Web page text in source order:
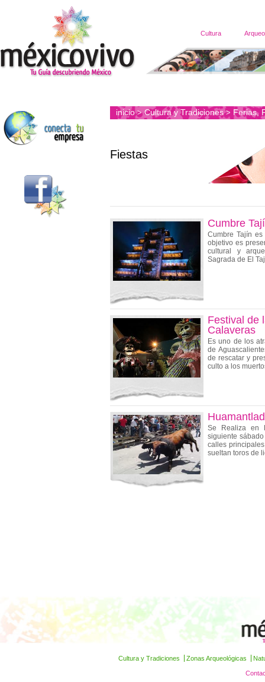
Cultura
inicio>Cultura y Tradiciones> Ferias,
Fiestas
Cumbre
Cumbre Tajín
objetivo es
cultural y
Sagrada de El
Festival de
Calaveras
Es uno de los
de
de rescatar y
culto a los
Se Realiza en
siguiente
calles
sueltan toros de
Cultura y Tradiciones Zonas Arqueológicas